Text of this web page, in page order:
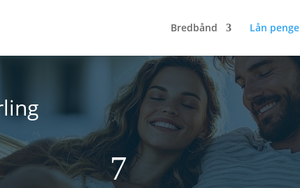
Bredbånd Lån penge
7